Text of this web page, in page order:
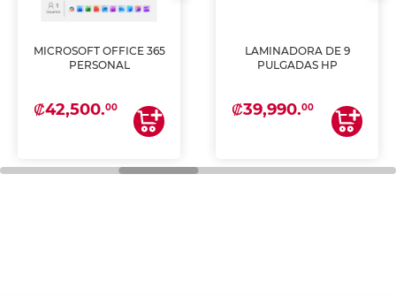
MICROSOFT OFFICE 365
PERSONAL
₡42,500.00
LAMINADORA DE 9
PULGADAS HP
₡39,990.00